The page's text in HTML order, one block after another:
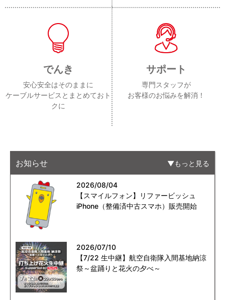
でんき
安心安全はそのままに
ケーブルサービスとまとめておト
クに
サポート
専門スタッフが
お客様のお悩みを解消！
お知らせ もっと見る
2026/08/04
【スマイルフォン】リファービッシュ
iPhone（整備済中古スマホ）販売開始
2026/07/10
【7/22 生中継】航空自衛隊入間基地納涼
祭～盆踊りと花火の夕べ～